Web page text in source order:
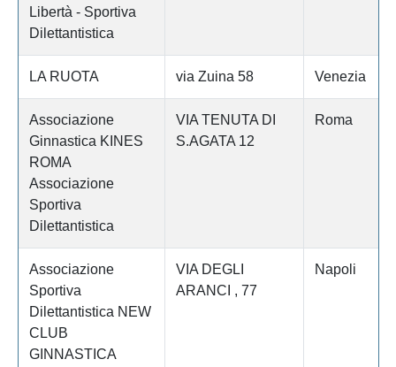
Libertà - Sportiva
Dilettantistica
LA RUOTA via Zuina 58 Venezia
Associazione
Ginnastica KINES
ROMA
Associazione
Sportiva
Dilettantistica
VIA TENUTA DI
S.AGATA 12
Roma
Associazione
Sportiva
Dilettantistica NEW
CLUB
GINNASTICA
VIA DEGLI
ARANCI , 77
Napoli